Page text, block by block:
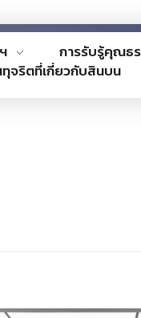
การรับรู้คุณธร
ทุจริตที่เกี่ยวกับสินบน